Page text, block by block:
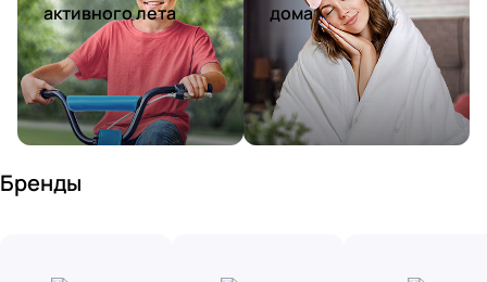
активного лета
дома
Бренды